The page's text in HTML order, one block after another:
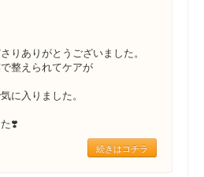
りありがとうございました。
整えられてケアが
に入りました。
❣️
続きはコチラ